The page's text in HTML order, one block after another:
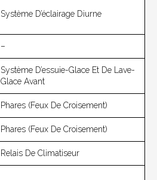
Système D’éclairage Diurne
–
Système D’essuie-Glace Et De Lave-
Glace Avant
Phares (feux De Croisement)
Phares (feux De Croisement)
Relais De Climatiseur